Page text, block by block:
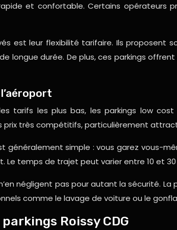
et confortable. Certains opérateurs
est leur flexibilité tarifaire. Ils
longue durée. De plus, ces parkings
tarifs les plus bas, les parkings low
très compétitifs, particulièrement
généralement simple : vous garez vous-
Le temps de trajet peut varier entre 10 et
négligent pas pour autant la sécurité.
comme le lavage de voiture ou le
Roissy CDG